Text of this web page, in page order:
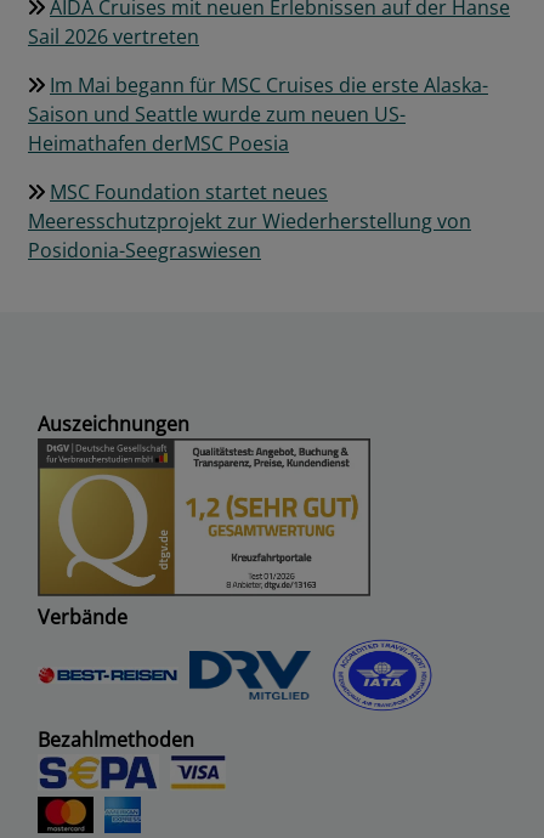
AIDA Cruises mit neuen Erlebnissen auf der Hanse
Sail 2026 vertreten
Im Mai begann für MSC Cruises die erste Alaska-
Saison und Seattle wurde zum neuen US-
Heimathafen derMSC Poesia
MSC Foundation startet neues
Meeresschutzprojekt zur Wiederherstellung von
Posidonia-Seegraswiesen
Auszeichnungen
Verbände
Bezahlmethoden